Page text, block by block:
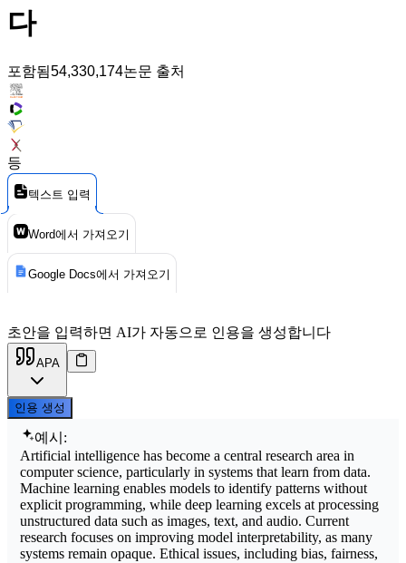
다
포함됨54,330,174논문 출처
등
텍스트 입력
Word에서 가져오기
Google Docs에서 가져오기
초안을 입력하면 AI가 자동으로 인용을 생성합니다
APA
인용 생성
예시:
Artificial intelligence has become a central research area in
computer science, particularly in systems that learn from data.
Machine learning enables models to identify patterns without
explicit programming, while deep learning excels at processing
unstructured data such as images, text, and audio. Current
research focuses on improving model interpretability, as many
systems remain opaque. Ethical issues, including bias, fairness,